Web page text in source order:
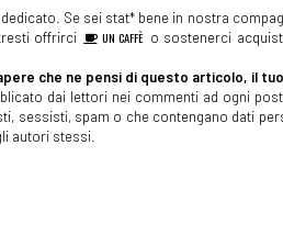
Se sei stat* bene in nostra
offrirci
UN CAFFÈ o sostenerci
che ne pensi di questo articolo, il
dai lettori nei commenti ad ogni
sessisti, spam o che contengano dati
autori stessi.